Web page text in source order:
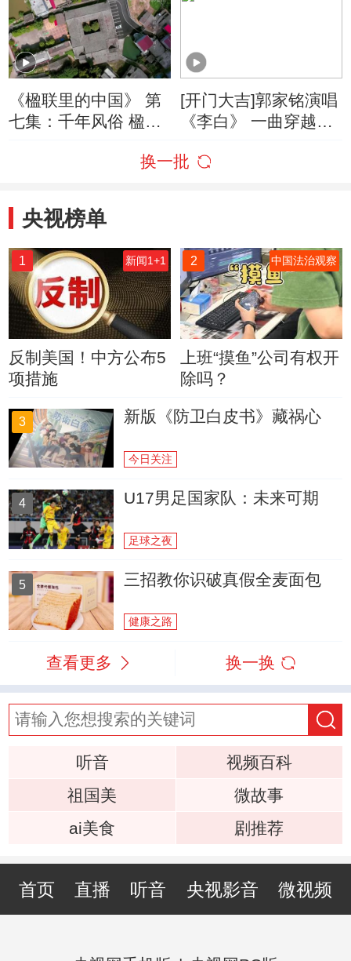
《楹联里的中国》 第
七集：千年风俗 楹联
[开门大吉]郭家铭演唱
《李白》 一曲穿越回
换一批
央视榜单
1 新闻1+1
反制美国！中方公布5
项措施
2 中国法治观察
上班“摸鱼”公司有权开
除吗？
3 新版《防卫白皮书》藏祸心
今日关注
4 U17男足国家队：未来可期
足球之夜
5 三招教你识破真假全麦面包
健康之路
查看更多 换一换
听音
视频百科
祖国美
微故事
ai美食
剧推荐
首页 直播 听音 央视影音 微视频